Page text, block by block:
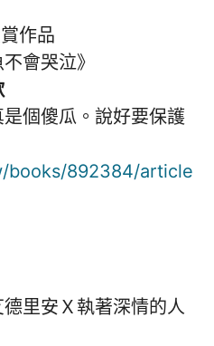
作品
會哭泣》
個傻瓜。說好要保護
books/892384/article
里安Ｘ執著深情的人